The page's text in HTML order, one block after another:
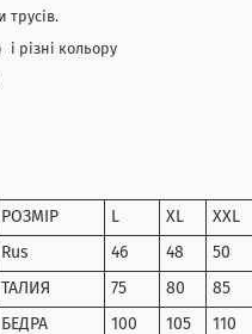
трусів.
різні кольору
РОЗМІР L XL XXL
Rus 46 48 50
ТАЛИЯ 75 80 85
БЕДРА 100 105 110